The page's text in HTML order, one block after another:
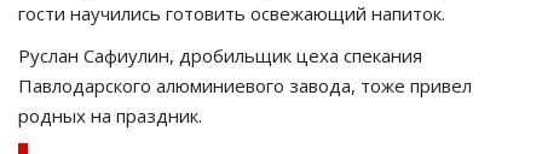
гости научились готовить освежающий напиток.
Руслан Сафиулин, дробильщик цеха спекания
Павлодарского алюминиевого завода, тоже привел
родных на праздник.